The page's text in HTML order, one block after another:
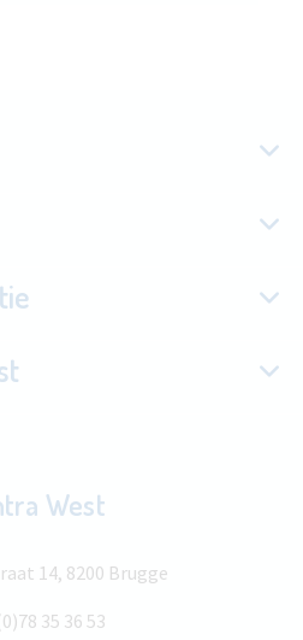
West
14, 8200 Brugge
35 36 53